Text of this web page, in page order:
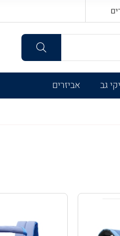
גב
אביזרים